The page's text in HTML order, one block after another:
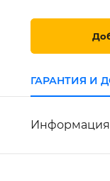
ГАРАНТИЯ И
Информация